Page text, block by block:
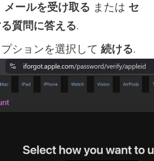
メールを受け取る または セ
質問に答える.
ションを選択して 続ける.